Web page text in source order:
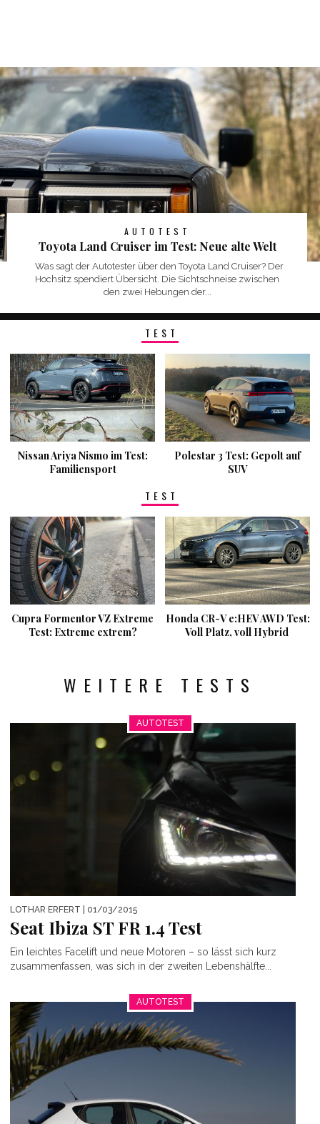
AUTOTEST
Toyota Land Cruiser im Test: Neue alte Welt
Was sagt der Autotester über den Toyota Land Cruiser? Der
Hochsitz spendiert Übersicht. Die Sichtschneise zwischen
den zwei Hebungen der...
TEST
Nissan Ariya Nismo im Test:
Familiensport
Polestar 3 Test: Gepolt auf
SUV
TEST
Cupra Formentor VZ Extreme
Test: Extreme extrem?
Honda CR-V e:HEV AWD Test:
Voll Platz, voll Hybrid
WEITERE TESTS
AUTOTEST
LOTHAR ERFERT | 01/03/2015
Seat Ibiza ST FR 1.4 Test
Ein leichtes Facelift und neue Motoren – so lässt sich kurz
zusammenfassen, was sich in der zweiten Lebenshälfte...
AUTOTEST